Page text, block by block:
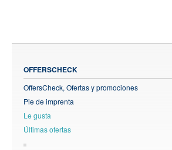
OFFERSCHECK
OffersCheck, Ofertas y promociones
Pie de imprenta
Le gusta
Últimas ofertas